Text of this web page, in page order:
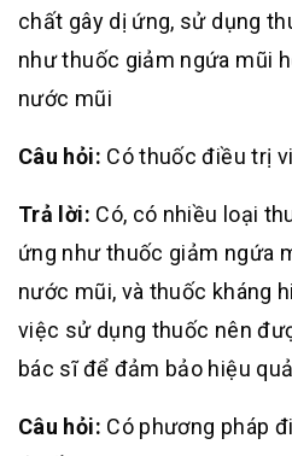
chất gây dị ứng, sử dụng
như thuốc giảm ngứa mũi
nước mũi
Câu hỏi: Có thuốc điều trị
Trả lời: Có, có nhiều loại
ứng như thuốc giảm ngứa
nước mũi, và thuốc kháng
việc sử dụng thuốc nên
bác sĩ để đảm bảo hiệu
Câu hỏi: Có phương pháp